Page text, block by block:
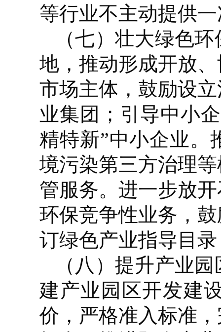
等行业不主动提供
（七）壮大绿色
地，推动形成开放
市场主体，鼓励设
业集团；引导中小
精特新”中小企业。
境污染第三方治理
管服务。进一步放
环保竞争性业务，
订绿色产业指导目
（八）提升产业
建产业园区开发建
价，严格准入标准